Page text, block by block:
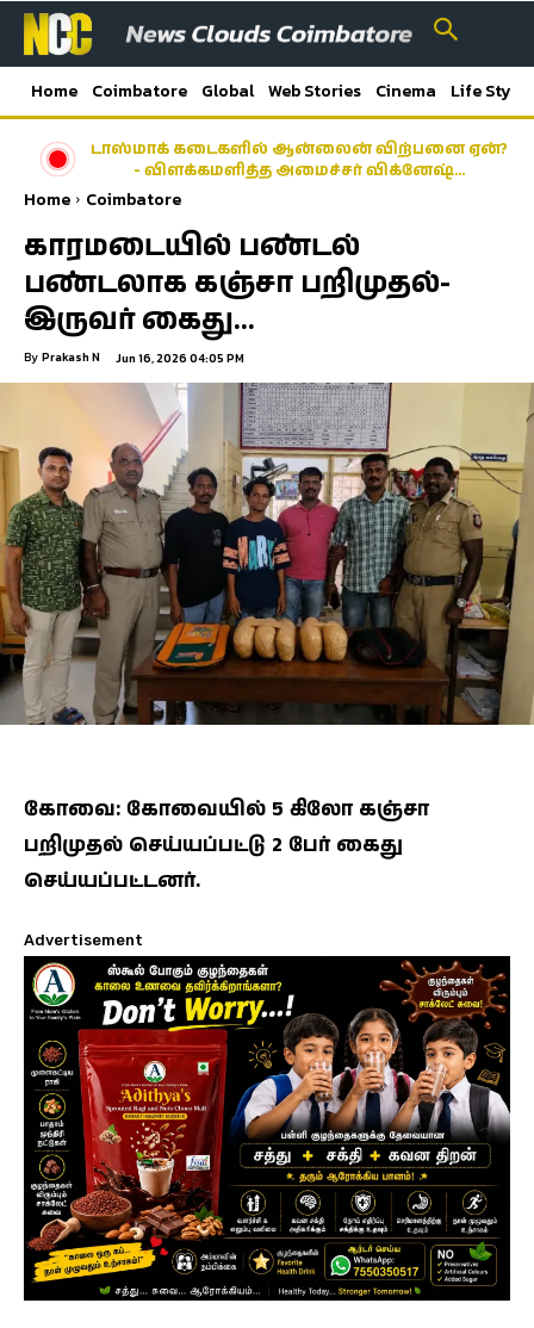
Home Coimbatore Global Web Stories Cinema Life Style
டாஸ்மாக் கடைகளில் ஆன்லைன் விற்பனை ஏன்?
- விளக்கமளித்த அமைச்சர் விக்னேஷ்…
Home Coimbatore
காரமடையில் பண்டல்
பண்டலாக கஞ்சா பறிமுதல்-
இருவர் கைது…
By Prakash N Jun 16, 2026 04:05 PM
கோவை: கோவையில் 5 கிலோ கஞ்சா
பறிமுதல் செய்யப்பட்டு 2 பேர் கைது
செய்யப்பட்டனர்.
Advertisement